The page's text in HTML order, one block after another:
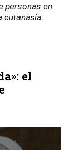
personas en
eutanasia.
el